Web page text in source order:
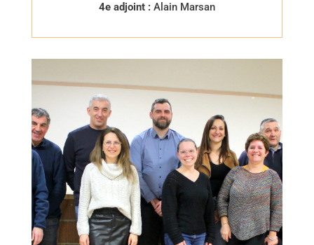
4e adjoint :Alain Marsan